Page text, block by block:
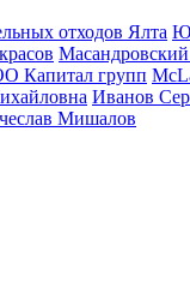
отходов Ялта
Капитал групп
Иванов
Мишалов